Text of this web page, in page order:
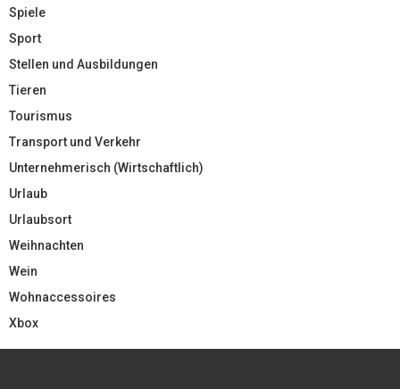
Spiele
Sport
Stellen und Ausbildungen
Tieren
Tourismus
Transport und Verkehr
Unternehmerisch (Wirtschaftlich)
Urlaub
Urlaubsort
Weihnachten
Wein
Wohnaccessoires
Xbox